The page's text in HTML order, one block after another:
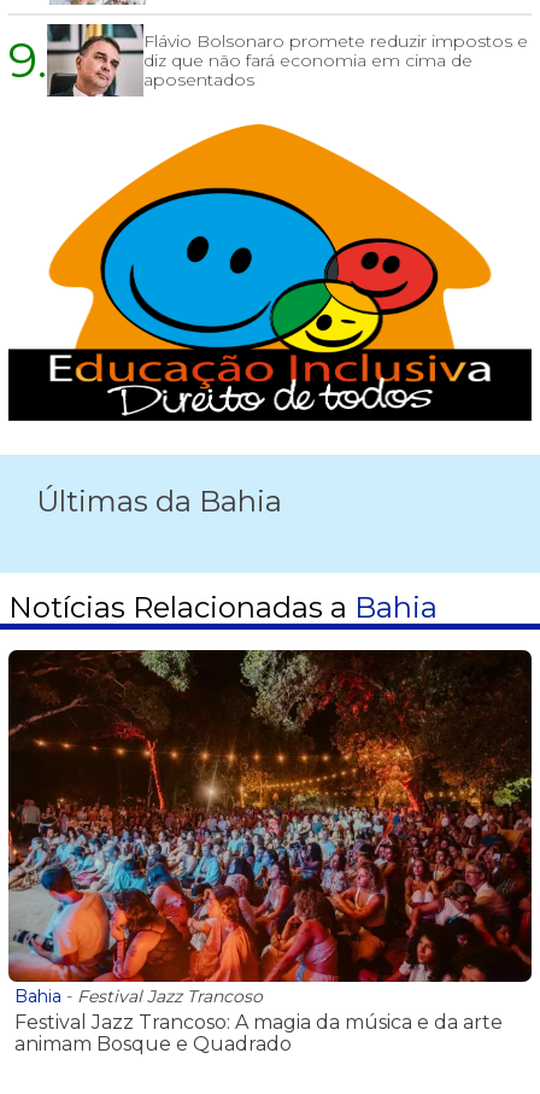
9.
Flávio Bolsonaro promete reduzir impostos e
diz que não fará economia em cima de
aposentados
Últimas da Bahia
Notícias Relacionadas a Bahia
Bahia - Festival Jazz Trancoso
Festival Jazz Trancoso: A magia da música e da arte
animam Bosque e Quadrado